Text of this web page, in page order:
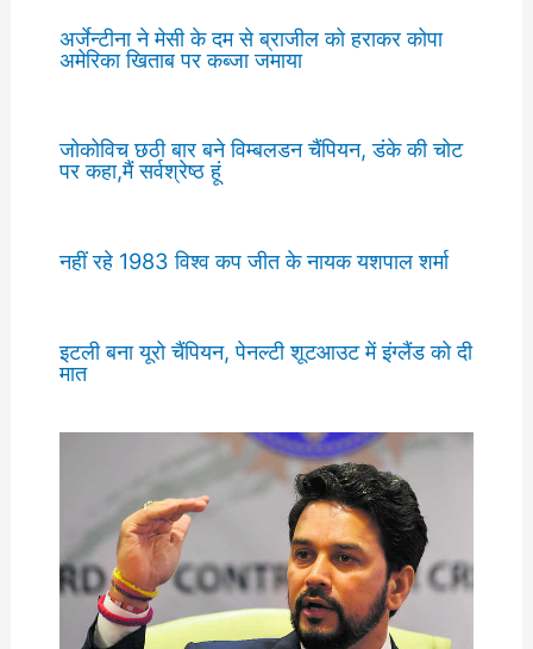
अर्जेन्टीना ने मेसी के दम से ब्राजील को हराकर कोपा
अमेरिका खिताब पर कब्जा जमाया
जोकोविच छठी बार बने विम्बलडन चैंपियन, डंके की चोट
पर कहा,मैं सर्वश्रेष्ठ हूं
नहीं रहे 1983 विश्व कप जीत के नायक यशपाल शर्मा
इटली बना यूरो चैंपियन, पेनल्टी शूटआउट में इंग्लैंड को दी
मात